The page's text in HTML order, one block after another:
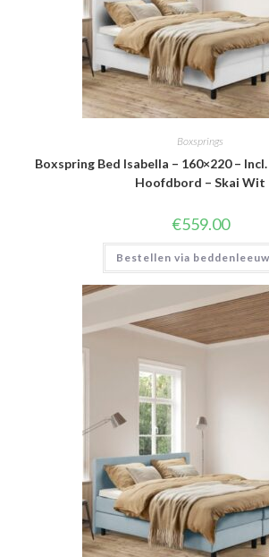
Boxsprings
Boxspring Bed Isabella – 160×220 –
Hoofdbord – Skai Wit
€559.00
Bestellen via